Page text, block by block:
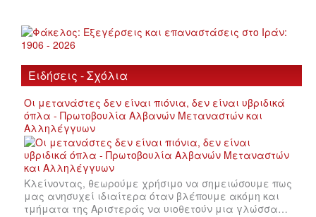
Ειδήσεις - Σχόλια
Οι μετανάστες δεν είναι πιόνια, δεν είναι υβριδικά
όπλα - Πρωτοβουλία Αλβανών Μεταναστών και
Αλληλέγγυων
Κλείνοντας, θεωρούμε χρήσιμο να σημειώσουμε πως
μας ανησυχεί ιδιαίτερα όταν βλέπουμε ακόμη και
τμήματα της Αριστεράς να υιοθετούν μια γλώσσα…